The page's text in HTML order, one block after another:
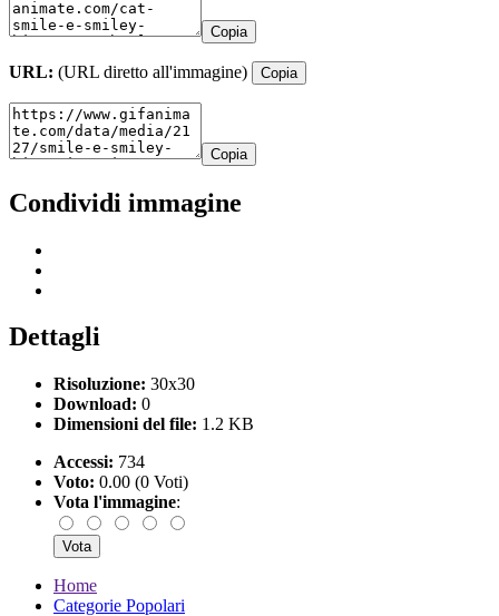
Copia
URL: (URL diretto all'immagine) Copia
Copia
Condividi immagine
Dettagli
Risoluzione: 30x30
Download: 0
Dimensioni del file: 1.2 KB
Accessi: 734
Voto: 0.00 (0 Voti)
Vota l'immagine:
Home
Categorie Popolari